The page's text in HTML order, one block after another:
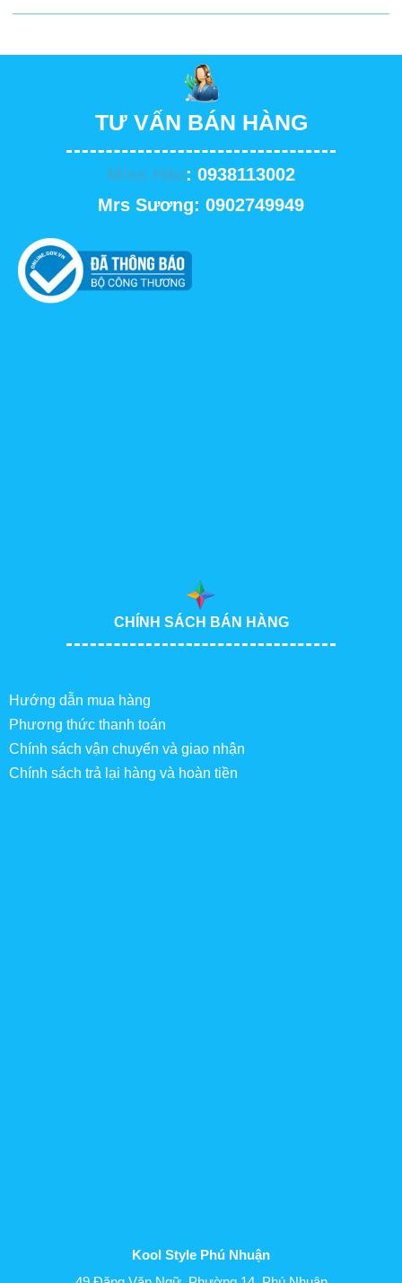
TƯ VẤN BÁN HÀNG
Miss Hảo: 0938113002
Mrs Sương: 0902749949
CHÍNH SÁCH BÁN HÀNG
Hướng dẫn mua hàng
Phương thức thanh toán
Chính sách vận chuyển và giao nhận
Chính sách trả lại hàng và hoàn tiền
Kool Style Phú Nhuận